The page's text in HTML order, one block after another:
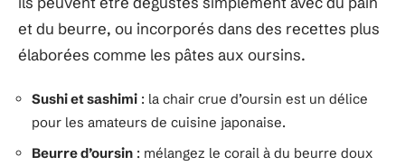
et du beurre, ou incorporés dans des recettes plus
élaborées comme les pâtes aux oursins.
Sushi et sashimi : la chair crue d’oursin est un délice
pour les amateurs de cuisine japonaise.
Beurre d’oursin : mélangez le corail à du beurre doux